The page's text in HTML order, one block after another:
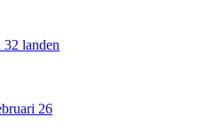
landen
26